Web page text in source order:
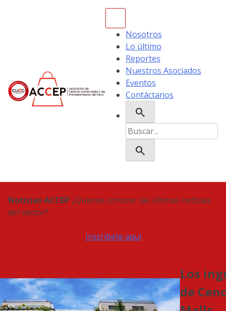
Nosotros
Lo último
Reportes
Nuestros Asociados
Eventos
Contáctanos
search
Buscar:
search
Noticias ACCEP ¿Quieres conocer las últimas noticias
del sector?
Inscríbete aquí
Los
de